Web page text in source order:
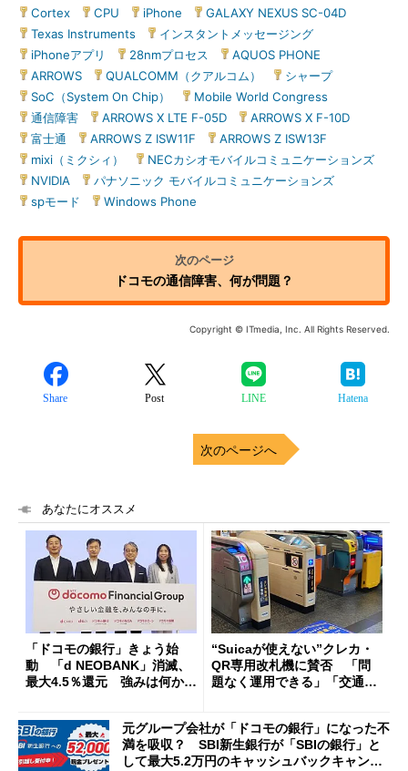
Cortex
CPU iPhone GALAXY NEXUS SC-04D
Texas Instruments
インスタントメッセージング
iPhoneアプリ
28nmプロセス AQUOS PHONE
ARROWS
QUALCOMM（クアルコム） シャープ|
SoC（System On Chip）
Mobile World Congress
通信障害
ARROWS X LTE F-05D ARROWS X F-10D
富士通
ARROWS Z ISW11F ARROWS Z ISW13F
mixi（ミクシィ）
NECカシオモバイルコミュニケーションズ
NVIDIA
パナソニック モバイルコミュニケーションズ
spモード
Windows Phone
ドコモの通信障害、何が問題？
Copyright © ITmedia, Inc. All Rights Reserved.
Share Post LINE Hatena
次のページへ
あなたにオススメ
「ドコモの銀行」きょう始
動 「d NEOBANK」消滅、
最大4.5％還元 強みは何か解
“Suicaが使えない”クレカ・
QR専用改札機に賛否 「問
題なく運用できる」「交通系I
元グループ会社が「ドコモの銀行」になった不
満を吸収？ SBI新生銀行が「SBIの銀行」と
して最大5.2万円のキャッシュバックキャンペ